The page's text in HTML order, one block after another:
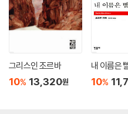
그리스인 조르바
10% 13,320원
내 이름은
10%